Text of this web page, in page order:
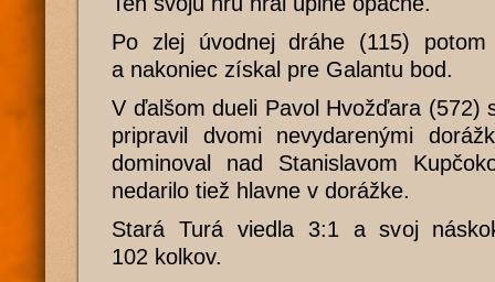
Po zlej úvodnej dráhe (115)
a nakoniec získal pre Galantu bod.
V ďalšom dueli Pavol Hvožďara (572)
pripravil dvomi nevydarenými
dominoval nad Stanislavom
nedarilo tiež hlavne v dorážke.
Stará Turá viedla 3:1 a svoj
102 kolkov.